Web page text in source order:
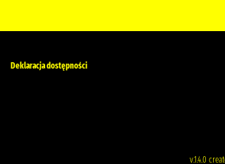
Deklaracja dostępności
v.1.4.0